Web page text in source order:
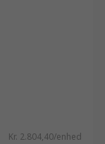
Kr. 2.804,40/enhed